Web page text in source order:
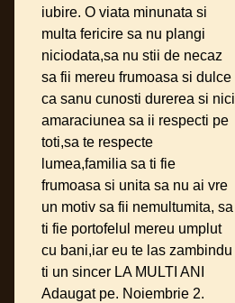
iubire. O viata minunata si
multa fericire sa nu plangi
niciodata,sa nu stii de necaz
sa fii mereu frumoasa si dulce
ca sanu cunosti durerea si nici
amaraciunea sa ii respecti pe
toti,sa te respecte
lumea,familia sa ti fie
frumoasa si unita sa nu ai vre
un motiv sa fii nemultumita, sa
ti fie portofelul mereu umplut
cu bani,iar eu te las zambindu
ti un sincer LA MULTI ANI
Adaugat pe. Noiembrie 2.